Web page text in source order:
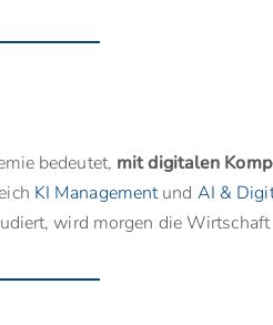
bedeutet, mit digitalen
KI Managementund AI &
wird morgen die